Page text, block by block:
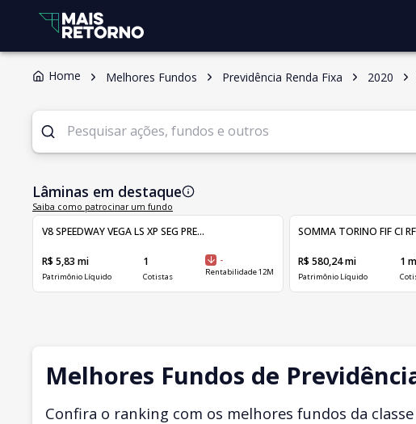
Home Melhores Fundos Previdência Renda Fixa 2020
Lâminas em destaque
Saiba como patrocinar um fundo
V8 SPEEDWAY VEGA LS XP SEG PRE...
R$ 5,83 mi
Patrimônio Líquido
1
Cotistas
-
Rentabilidade 12M
SOMMA TORINO FIF CI RF
R$ 580,24 mi
Patrimônio Líquido
1
Melhores Fundos de
Confira o ranking com os melhores fundos da classe